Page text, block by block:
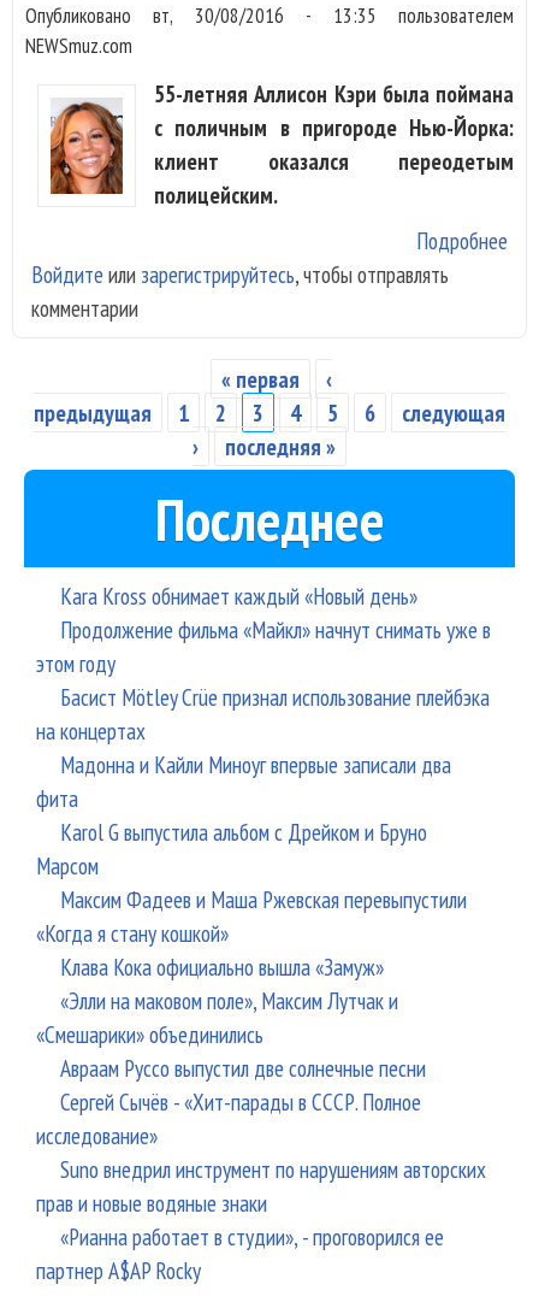
Опубликовановт, 30/08/2016 - 13:35 пользователем
NEWSmuz.com
55-летняя Аллисон Кэри была поймана
с поличным в пригороде Нью-Йорка:
клиент оказался переодетым
полицейским.
Подробнее
Войдите или зарегистрируйтесь, чтобы отправлять
комментарии
Страницы
« первая
‹
предыдущая
1 2 3 4 5 6
следующая
›
последняя »
Последнее
Kara Kross обнимает каждый «Новый день»
Продолжение фильма «Майкл» начнут снимать уже в
этом году
Басист Mötley Crüe признал использование плейбэка
на концертах
Мадонна и Кайли Миноуг впервые записали два
фита
Karol G выпустила альбом с Дрейком и Бруно
Марсом
Максим Фадеев и Маша Ржевская перевыпустили
«Когда я стану кошкой»
Клава Кока официально вышла «Замуж»
«Элли на маковом поле», Максим Лутчак и
«Смешарики» объединились
Авраам Руссо выпустил две солнечные песни
Сергей Сычёв - «Хит-парады в СССР. Полное
исследование»
Suno внедрил инструмент по нарушениям авторских
прав и новые водяные знаки
«Рианна работает в студии», - проговорился ее
партнер A$AP Rocky